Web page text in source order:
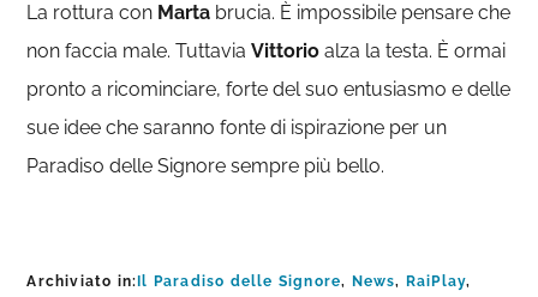
La rottura con Marta brucia. È impossibile pensare che
non faccia male. TuttaviaVittorio alza la testa. È ormai
pronto a ricominciare, forte del suo entusiasmo e delle
sue idee che saranno fonte di ispirazione per un
Paradiso delle Signore sempre più bello.
Archiviato in: Il Paradiso delle Signore, News, RaiPlay,